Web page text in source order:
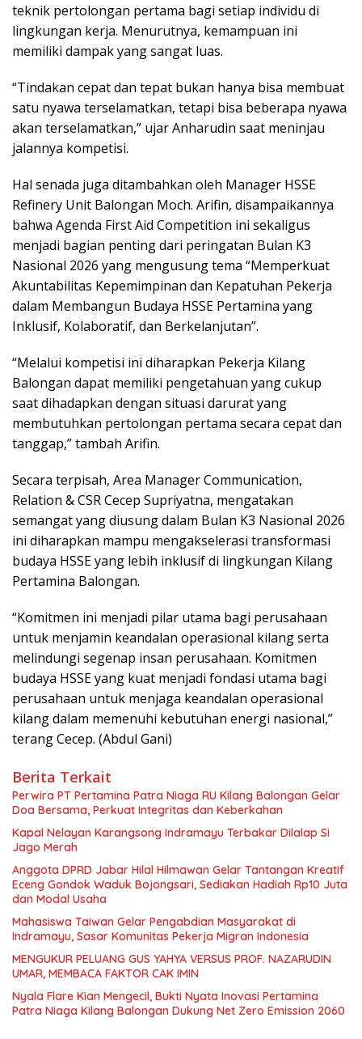
teknik pertolongan pertama bagi setiap individu di
lingkungan kerja. Menurutnya, kemampuan ini
memiliki dampak yang sangat luas.
“Tindakan cepat dan tepat bukan hanya bisa membuat
satu nyawa terselamatkan, tetapi bisa beberapa nyawa
akan terselamatkan,” ujar Anharudin saat meninjau
jalannya kompetisi.
Hal senada juga ditambahkan oleh Manager HSSE
Refinery Unit Balongan Moch. Arifin, disampaikannya
bahwa Agenda First Aid Competition ini sekaligus
menjadi bagian penting dari peringatan Bulan K3
Nasional 2026 yang mengusung tema “Memperkuat
Akuntabilitas Kepemimpinan dan Kepatuhan Pekerja
dalam Membangun Budaya HSSE Pertamina yang
Inklusif, Kolaboratif, dan Berkelanjutan”.
“Melalui kompetisi ini diharapkan Pekerja Kilang
Balongan dapat memiliki pengetahuan yang cukup
saat dihadapkan dengan situasi darurat yang
membutuhkan pertolongan pertama secara cepat dan
tanggap,” tambah Arifin.
Secara terpisah, Area Manager Communication,
Relation & CSR Cecep Supriyatna, mengatakan
semangat yang diusung dalam Bulan K3 Nasional 2026
ini diharapkan mampu mengakselerasi transformasi
budaya HSSE yang lebih inklusif di lingkungan Kilang
Pertamina Balongan.
“Komitmen ini menjadi pilar utama bagi perusahaan
untuk menjamin keandalan operasional kilang serta
melindungi segenap insan perusahaan. Komitmen
budaya HSSE yang kuat menjadi fondasi utama bagi
perusahaan untuk menjaga keandalan operasional
kilang dalam memenuhi kebutuhan energi nasional,”
terang Cecep. (Abdul Gani)
Berita Terkait
Perwira PT Pertamina Patra Niaga RU Kilang Balongan Gelar
Doa Bersama, Perkuat Integritas dan Keberkahan
Kapal Nelayan Karangsong Indramayu Terbakar Dilalap Si
Jago Merah
Anggota DPRD Jabar Hilal Hilmawan Gelar Tantangan Kreatif
Eceng Gondok Waduk Bojongsari, Sediakan Hadiah Rp10 Juta
dan Modal Usaha
Mahasiswa Taiwan Gelar Pengabdian Masyarakat di
Indramayu, Sasar Komunitas Pekerja Migran Indonesia
MENGUKUR PELUANG GUS YAHYA VERSUS PROF. NAZARUDIN
UMAR, MEMBACA FAKTOR CAK IMIN
Nyala Flare Kian Mengecil, Bukti Nyata Inovasi Pertamina
Patra Niaga Kilang Balongan Dukung Net Zero Emission 2060